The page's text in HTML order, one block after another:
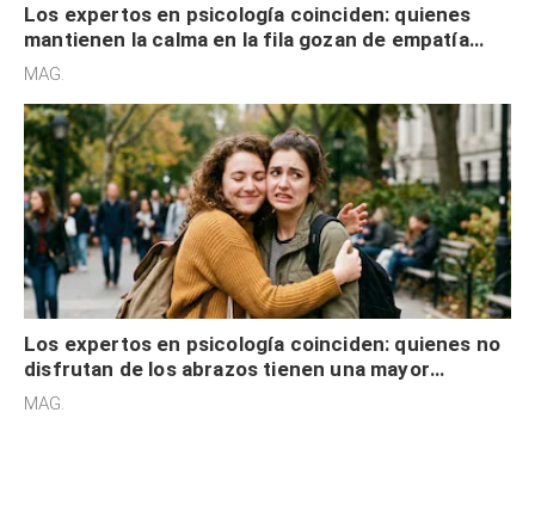
Los expertos en psicología coinciden: quienes
mantienen la calma en la fila gozan de empatía
cognitiva, gratitud y no solo tienen autocontrol
MAG.
Los expertos en psicología coinciden: quienes no
disfrutan de los abrazos tienen una mayor
sensibilidad a los estímulos físicos y no es por
MAG.